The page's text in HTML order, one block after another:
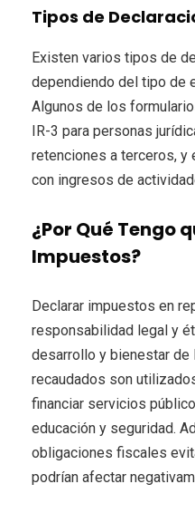
Tipos de
Existen varios tipos de
dependiendo del tipo de
Algunos de los
IR-3 para personas
retenciones a terceros, y
con ingresos de
¿Por Qué Tengo
Impuestos?
Declarar impuestos en
responsabilidad legal y
desarrollo y bienestar
recaudados son
financiar servicios
educación y seguridad.
obligaciones fiscales
podrían afectar